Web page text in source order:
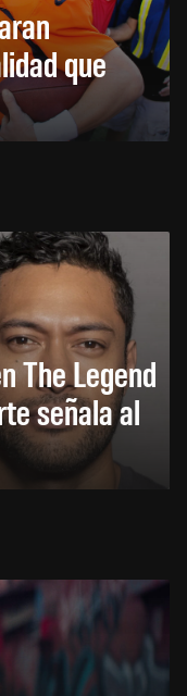
que
The Legend
señala al